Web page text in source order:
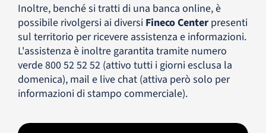
Inoltre, benché si tratti di una banca online, è
possibile rivolgersi ai diversi Fineco Center presenti
sul territorio per ricevere assistenza e informazioni.
L'assistenza è inoltre garantita tramite numero
verde 800 52 52 52 (attivo tutti i giorni esclusa la
domenica), mail e live chat (attiva però solo per
informazioni di stampo commerciale).